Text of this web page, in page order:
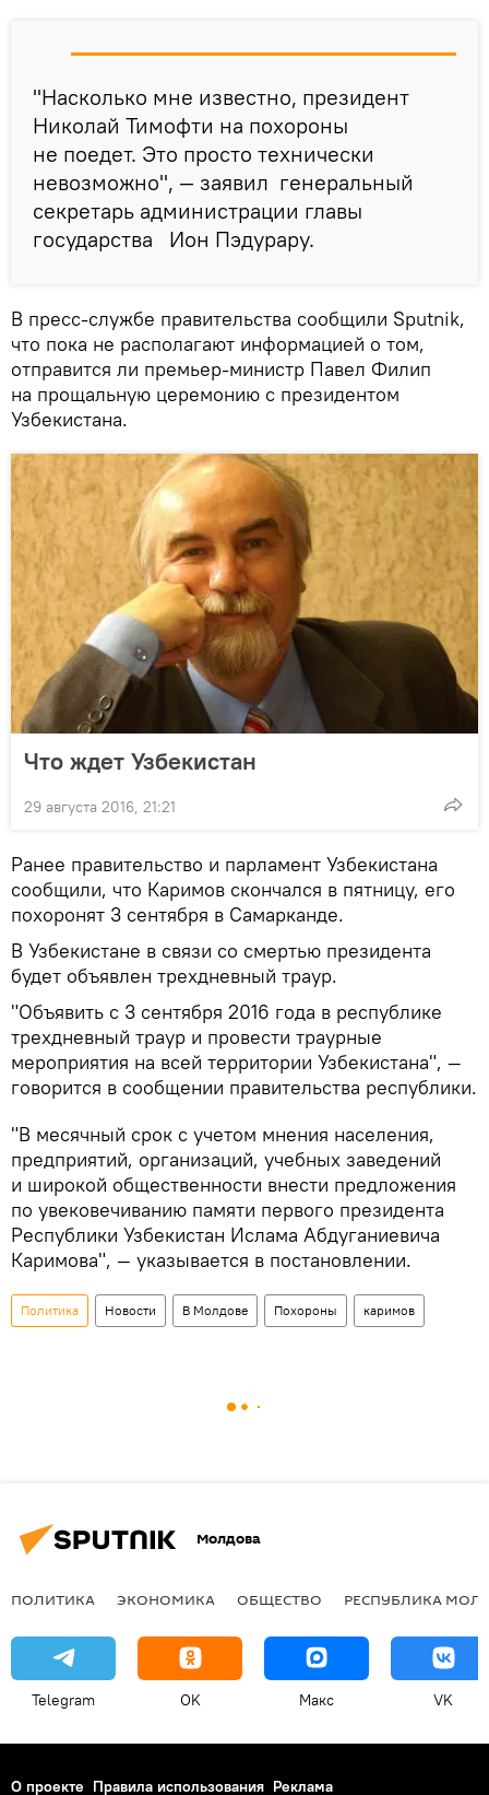
"Насколько мне известно, президент
Николай Тимофти на похороны
не поедет. Это просто технически
невозможно", — заявил генеральный
секретарь администрации главы
государства Ион Пэдурару.
В пресс-службе правительства сообщили Sputnik,
что пока не располагают информацией о том,
отправится ли премьер-министр Павел Филип
на прощальную церемонию с президентом
Узбекистана.
Что ждет Узбекистан
29 августа 2016, 21:21
Ранее правительство и парламент Узбекистана
сообщили, что Каримов скончался в пятницу, его
похоронят 3 сентября в Самарканде.
В Узбекистане в связи со смертью президента
будет объявлен трехдневный траур.
"Объявить с 3 сентября 2016 года в республике
трехдневный траур и провести траурные
мероприятия на всей территории Узбекистана", —
говорится в сообщении правительства республики.
"В месячный срок с учетом мнения населения,
предприятий, организаций, учебных заведений
и широкой общественности внести предложения
по увековечиванию памяти первого президента
Республики Узбекистан Ислама Абдуганиевича
Каримова", — указывается в постановлении.
Политика Новости В Молдове Похороны каримов
Молдова
ПОЛИТИКА ЭКОНОМИКА ОБЩЕСТВО РЕСПУБЛИКА
Telegram OK Макс VK
О проекте Правила использования Реклама